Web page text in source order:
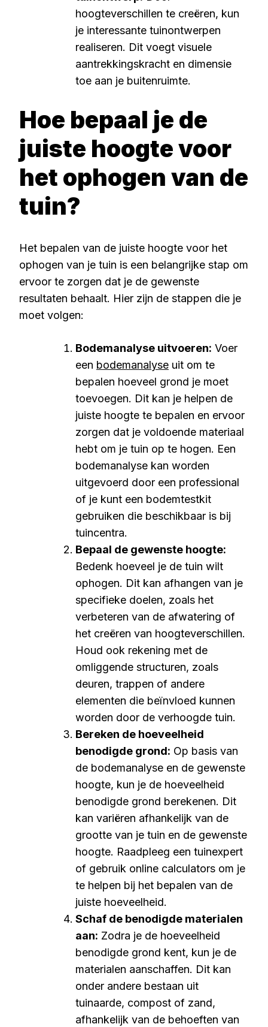
hoogteverschillen te creëren, kun
je interessante tuinontwerpen
realiseren. Dit voegt visuele
aantrekkingskracht en dimensie
toe aan je buitenruimte.
Hoe bepaal je de
juiste hoogte voor
het ophogen van de
tuin?
Het bepalen van de juiste hoogte voor het
ophogen van je tuin is een belangrijke stap om
ervoor te zorgen dat je de gewenste
resultaten behaalt. Hier zijn de stappen die je
moet volgen:
Bodemanalyse uitvoeren: Voer
een bodemanalyse uit om te
bepalen hoeveel grond je moet
toevoegen. Dit kan je helpen de
juiste hoogte te bepalen en ervoor
zorgen dat je voldoende materiaal
hebt om je tuin op te hogen. Een
bodemanalyse kan worden
uitgevoerd door een professional
of je kunt een bodemtestkit
gebruiken die beschikbaar is bij
tuincentra.
Bepaal de gewenste hoogte:
Bedenk hoeveel je de tuin wilt
ophogen. Dit kan afhangen van je
specifieke doelen, zoals het
verbeteren van de afwatering of
het creëren van hoogteverschillen.
Houd ook rekening met de
omliggende structuren, zoals
deuren, trappen of andere
elementen die beïnvloed kunnen
worden door de verhoogde tuin.
Bereken de hoeveelheid
benodigde grond: Op basis van
de bodemanalyse en de gewenste
hoogte, kun je de hoeveelheid
benodigde grond berekenen. Dit
kan variëren afhankelijk van de
grootte van je tuin en de gewenste
hoogte. Raadpleeg een tuinexpert
of gebruik online calculators om je
te helpen bij het bepalen van de
juiste hoeveelheid.
Schaf de benodigde materialen
aan: Zodra je de hoeveelheid
benodigde grond kent, kun je de
materialen aanschaffen. Dit kan
onder andere bestaan uit
tuinaarde, compost of zand,
afhankelijk van de behoeften van